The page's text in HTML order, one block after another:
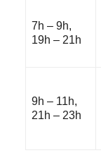
7h – 9h,
19h – 21h
9h – 11h,
21h – 23h